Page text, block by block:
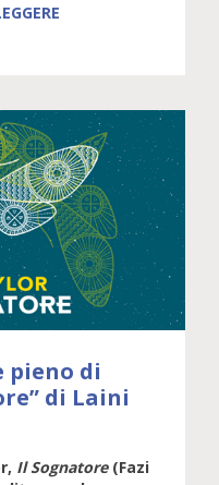
pieno di
di Laini
Il Sognatore(Fazi